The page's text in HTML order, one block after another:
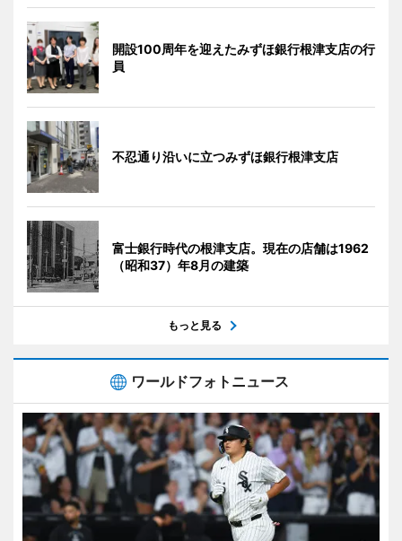
開設100周年を迎えたみずほ銀行根津支店の行
員
不忍通り沿いに立つみずほ銀行根津支店
富士銀行時代の根津支店。現在の店舗は1962
（昭和37）年8月の建築
もっと見る
ワールドフォトニュース